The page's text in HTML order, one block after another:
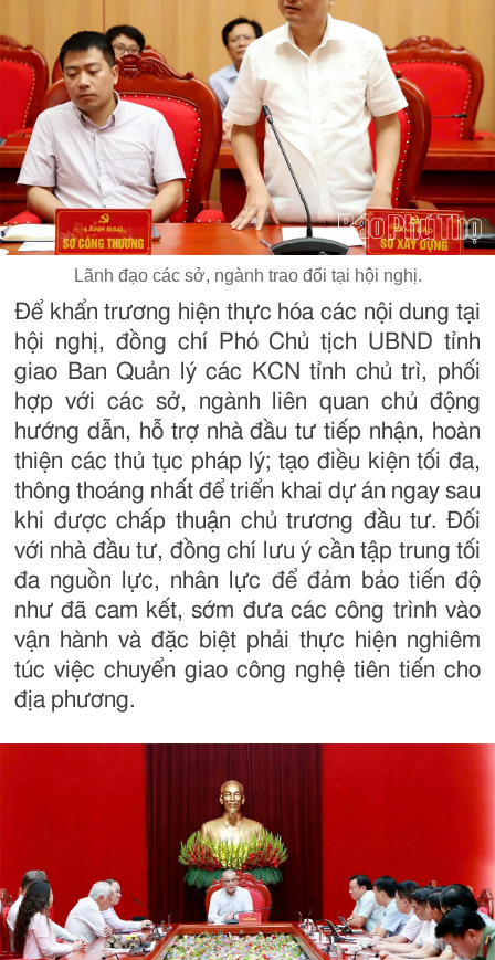
Lãnh đạo các sở, ngành trao đổi tại hội nghị.
Để khẩn trương hiện thực hóa các nội dung tại
hội nghị, đồng chí Phó Chủ tịch UBND tỉnh
giao Ban Quản lý các KCN tỉnh chủ trì, phối
hợp với các sở, ngành liên quan chủ động
hướng dẫn, hỗ trợ nhà đầu tư tiếp nhận, hoàn
thiện các thủ tục pháp lý; tạo điều kiện tối đa,
thông thoáng nhất để triển khai dự án ngay sau
khi được chấp thuận chủ trương đầu tư. Đối
với nhà đầu tư, đồng chí lưu ý cần tập trung tối
đa nguồn lực, nhân lực để đảm bảo tiến độ
như đã cam kết, sớm đưa các công trình vào
vận hành và đặc biệt phải thực hiện nghiêm
túc việc chuyển giao công nghệ tiên tiến cho
địa phương.